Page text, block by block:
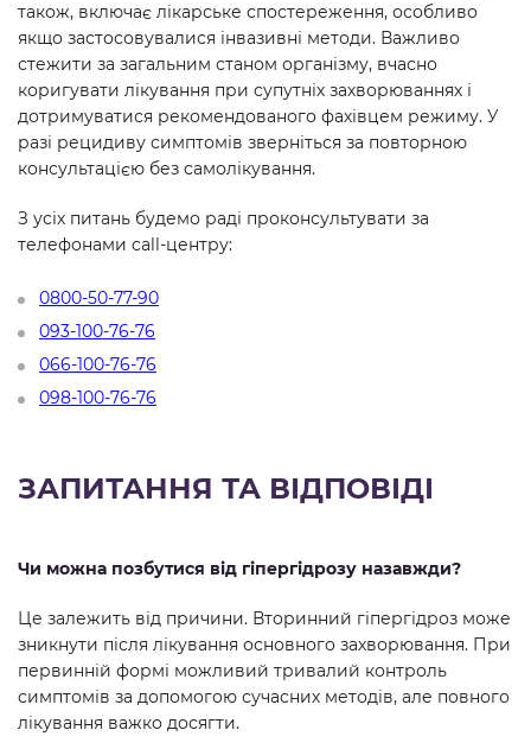
також, включає лікарське спостереження, особливо
якщо застосовувалися інвазивні методи. Важливо
стежити за загальним станом організму, вчасно
коригувати лікування при супутніх захворюваннях і
дотримуватися рекомендованого фахівцем режиму. У
разі рецидиву симптомів зверніться за повторною
консультацією без самолікування.
З усіх питань будемо раді проконсультувати за
телефонами call-центру:
0800-50-77-90
093-100-76-76
066-100-76-76
098-100-76-76
ЗАПИТАННЯ ТА ВІДПОВІДІ
Чи можна позбутися від гіпергідрозу назавжди?
Це залежить від причини. Вторинний гіпергідроз може
зникнути після лікування основного захворювання. При
первинній формі можливий тривалий контроль
симптомів за допомогою сучасних методів, але повного
лікування важко досягти.